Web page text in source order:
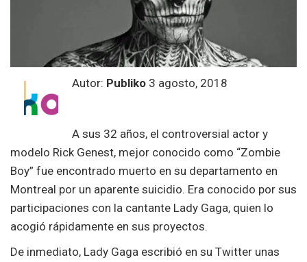
Autor: Publiko 3 agosto, 2018
A sus 32 años, el controversial actor y
modelo Rick Genest, mejor conocido como “Zombie
Boy” fue encontrado muerto en su departamento en
Montreal por un aparente suicidio. Era conocido por sus
participaciones con la cantante Lady Gaga, quien lo
acogió rápidamente en sus proyectos.
De inmediato, Lady Gaga escribió en su Twitter unas